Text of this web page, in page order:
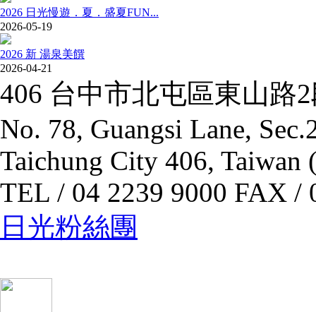
2026 日光慢遊．夏．盛夏FUN...
2026-05-19
2026 新 湯泉美饌
2026-04-21
406 台中市北屯區東山路
No. 78, Guangsi Lane,
Taichung City 406, Taiwan
TEL / 04 2239 9000 FAX /
日光粉絲團